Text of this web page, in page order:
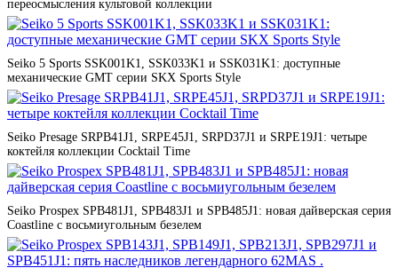
переосмысления культовой коллекции
Seiko 5 Sports SSK001K1, SSK033K1 и SSK031K1: доступные
механические GMT серии SKX Sports Style
Seiko Presage SRPB41J1, SRPE45J1, SRPD37J1 и SRPE19J1: четыре
коктейля коллекции Cocktail Time
Seiko Prospex SPB481J1, SPB483J1 и SPB485J1: новая дайверская серия
Coastline с восьмиугольным безелем